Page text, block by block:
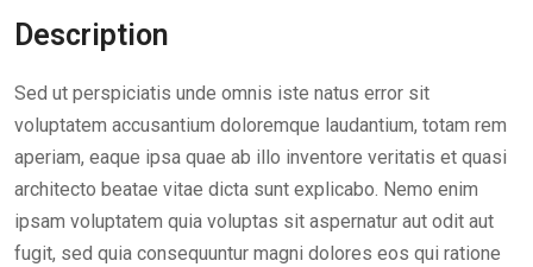
Description
Sed ut perspiciatis unde omnis iste natus error sit
voluptatem accusantium doloremque laudantium, totam rem
aperiam, eaque ipsa quae ab illo inventore veritatis et quasi
architecto beatae vitae dicta sunt explicabo. Nemo enim
ipsam voluptatem quia voluptas sit aspernatur aut odit aut
fugit, sed quia consequuntur magni dolores eos qui ratione